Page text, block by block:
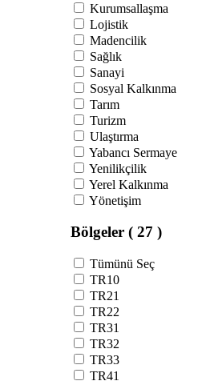
Kurumsallaşma
Lojistik
Madencilik
Sağlık
Sanayi
Sosyal Kalkınma
Tarım
Turizm
Ulaştırma
Yabancı Sermaye
Yenilikçilik
Yerel Kalkınma
Yönetişim
Bölgeler ( 27 )
Tümünü Seç
TR10
TR21
TR22
TR31
TR32
TR33
TR41